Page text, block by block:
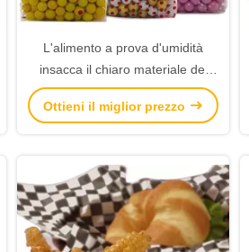
L'alimento a prova d'umidità
insacca il chiaro materiale del
polipropilene del violoncello per
Candy duro
Ottieni il miglior prezzo